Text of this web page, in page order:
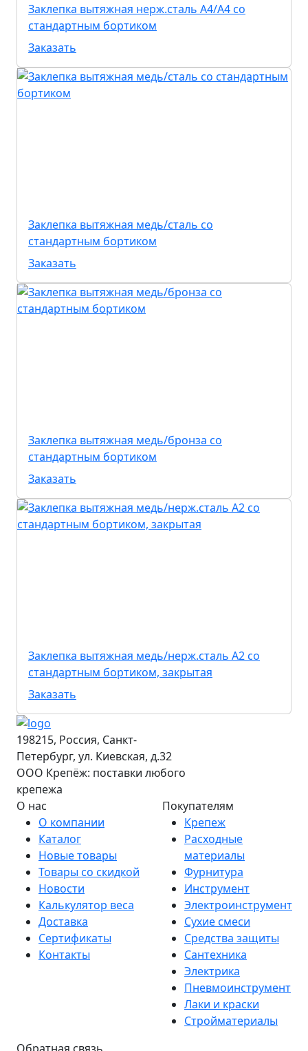
Заклепка вытяжная нерж.сталь А4/А4 со
стандартным бортиком
Заказать
Заклепка вытяжная медь/сталь со
стандартным бортиком
Заказать
Заклепка вытяжная медь/бронза со
стандартным бортиком
Заказать
Заклепка вытяжная медь/нерж.сталь А2 со
стандартным бортиком, закрытая
Заказать
198215, Россия, Санкт-
Петербург, ул. Киевская, д.32
ООО Крепёж: поставки любого
крепежа
О нас
О компании
Каталог
Новые товары
Товары со скидкой
Новости
Калькулятор веса
Доставка
Сертификаты
Контакты
Покупателям
Крепеж
Расходные
материалы
Фурнитура
Инструмент
Электроинструмент
Сухие смеси
Средства защиты
Сантехника
Электрика
Пневмоинструмент
Лаки и краски
Стройматериалы